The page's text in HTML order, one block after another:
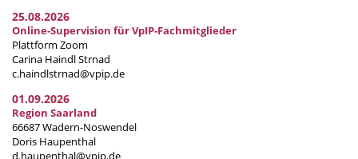
25.08.2026
Online-Supervision für VpIP-Fachmitglieder
Plattform Zoom
Carina Haindl Strnad
c.haindlstrnad@vpip.de
01.09.2026
Region Saarland
66687 Wadern-Noswendel
Doris Haupenthal
d.haupenthal@vpip.de